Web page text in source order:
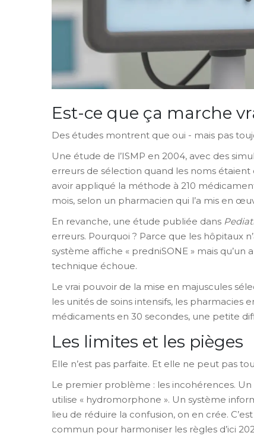
Est-ce que ça marche
Des études montrent que oui - mais pas
Une étude de l’ISMP en 2004, avec des
erreurs de sélection quand les noms
avoir appliqué la méthode à 210
mois, selon un pharmacien qui l’a mis en
En revanche, une étude publiée dans
erreurs. Pourquoi ? Parce que les hôpitaux
système affiche « predniSONE » mais
technique échoue.
Le vrai pouvoir de la mise en majuscules
les unités de soins intensifs, les pharmacies
médicaments en 30 secondes, une petite
Les limites et les pièges
Elle n’est pas parfaite. Et elle ne peut pas
Le premier problème : les incohérences.
utilise « hydromorphone ». Un système
lieu de réduire la confusion, on en crée.
commun pour harmoniser les règles d’ici